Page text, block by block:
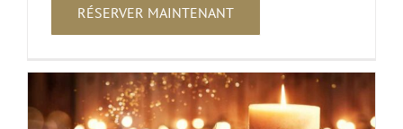
RÉSERVER MAINTENANT